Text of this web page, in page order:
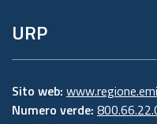
URP
Sito web:
Numero verde: